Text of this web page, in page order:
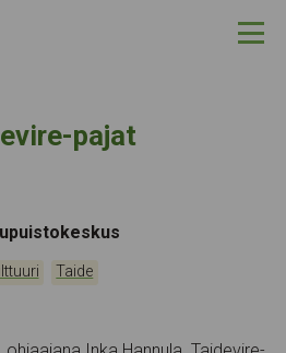
pajat
Taide